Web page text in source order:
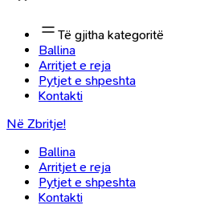
Të gjitha kategoritë
Ballina
Arritjet e reja
Pytjet e shpeshta
Kontakti
Në Zbritje!
Ballina
Arritjet e reja
Pytjet e shpeshta
Kontakti